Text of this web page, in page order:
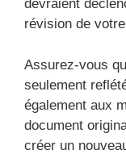
devraient
révision de
Assurez-vous
seulement
également aux
document
créer un